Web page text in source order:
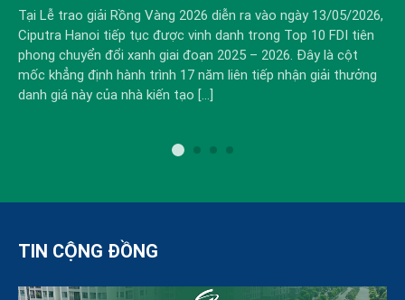
Tại Lễ trao giải Rồng Vàng 2026 diễn ra vào ngày 13/05/2026,
Ciputra Hanoi tiếp tục được vinh danh trong Top 10 FDI tiên
phong chuyển đổi xanh giai đoạn 2025 – 2026. Đây là cột
mốc khẳng định hành trình 17 năm liên tiếp nhận giải thưởng
danh giá này của nhà kiến tạo […]
TIN CỘNG ĐỒNG